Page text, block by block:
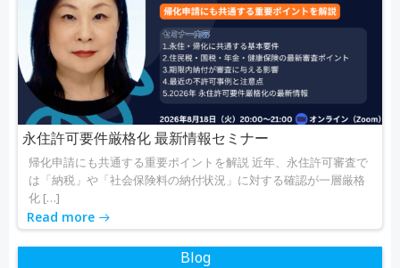
永住許可要件厳格化 最新情報セミナー
帰化申請にも共通する重要ポイントを解説 近年、永住許可審査で
は「納税」や「社会保険料の納付状況」に対する確認が一層厳格
化 […]
Read more
Blog